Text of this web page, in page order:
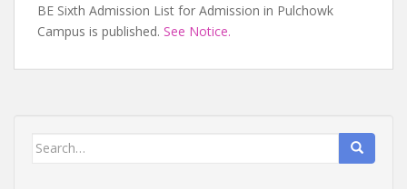
BE Sixth Admission List for Admission in Pulchowk
Campus is published. See Notice.
Search